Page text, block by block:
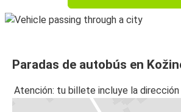
Paradas de autobús en
Atención: tu billete incluye la